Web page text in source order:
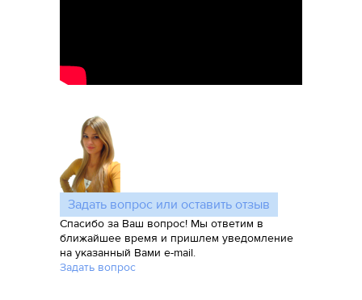
Задать вопрос или оставить отзыв
Спасибо за Ваш вопрос! Мы ответим в
ближайшее время и пришлем уведомление
на указанный Вами e-mail.
Задать вопрос